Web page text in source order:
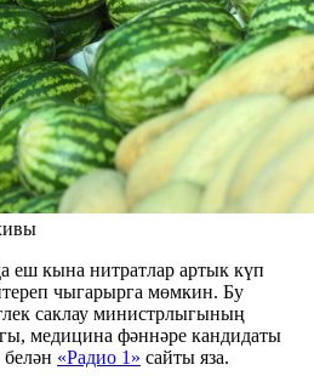
еш кына нитратлар артык күп
чыгарырга мөмкин. Бу
саклау министрлыгының
медицина фәннәре кандидаты
«Радио 1» сайты яза.